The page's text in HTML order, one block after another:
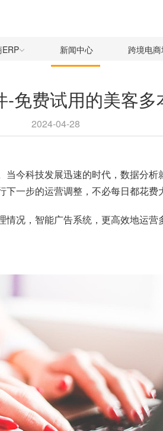
新闻中心 跨境电
免费试用的美客
2024-04-28
今科技发展迅速的时代，数据分
一步的运营调整，不必每日都花费
况，智能广告系统，更高效地运